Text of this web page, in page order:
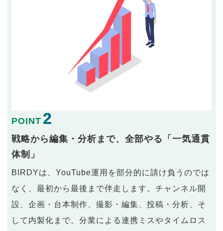
POINT 2
戦略から編集・分析まで、全部やる「一気通貫
体制」
BIRDYは、YouTube運用を部分的に請け負うのでは
なく、最初から最後まで伴走します。チャンネル開
設、企画・台本制作、撮影・編集、投稿・分析、そ
して内製化まで。分業による連携ミスやタイムロス